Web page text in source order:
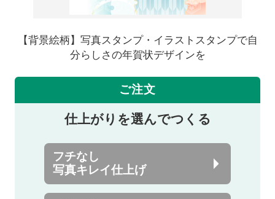
【背景絵柄】写真スタンプ・イラストスタンプで自
分らしさの年賀状デザインを
ご注文
仕上がりを選んでつくる
フチなし
写真キレイ仕上げ